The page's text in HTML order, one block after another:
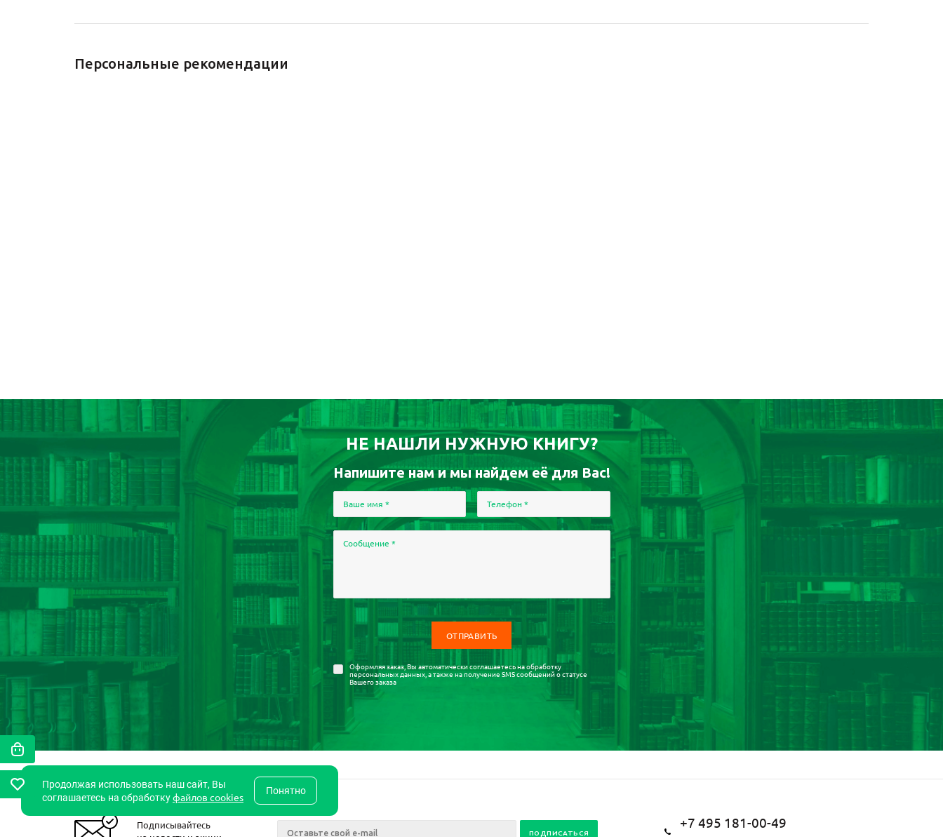
Персональные рекомендации
НЕ НАШЛИ НУЖНУЮ КНИГУ?
Напишите нам и мы найдем её для Вас!
Ваше имя * Телефон *
Сообщение *
Оформляя заказ, Вы автоматически соглашаетесь наобработку
персональных данных, а также на получение SMS сообщений о статусе
Вашего заказа
Подписывайтесь
+7 495 181-00-49
Продолжая использовать наш сайт, Вы
соглашаетесь на обработкуфайлов cookies Понятно